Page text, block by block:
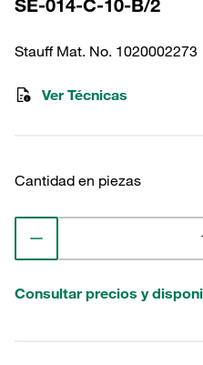
(mm): 91 Sellado:
SE-014-C-10-B/2
Stauff Mat. No. 1020002273
Ver Técnicas
Cantidad en piezas
Consultar precios y